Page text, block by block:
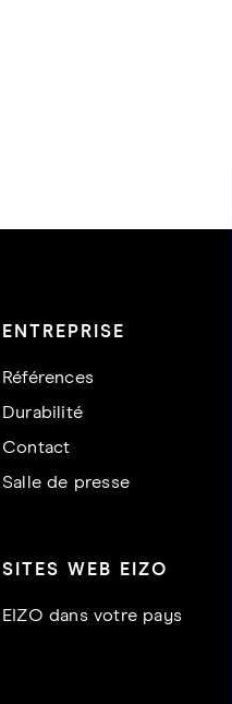
ENTREPRISE
Références
Durabilité
Contact
Salle de presse
SITES WEB EIZO
EIZO dans votre pays